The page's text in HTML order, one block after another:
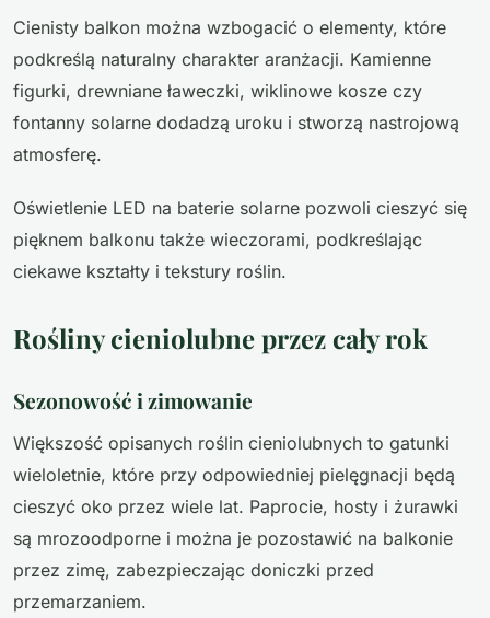
Cienisty balkon można wzbogacić o elementy, które
podkreślą naturalny charakter aranżacji. Kamienne
figurki, drewniane ławeczki, wiklinowe kosze czy
fontanny solarne dodadzą uroku i stworzą nastrojową
atmosferę.
Oświetlenie LED na baterie solarne pozwoli cieszyć się
pięknem balkonu także wieczorami, podkreślając
ciekawe kształty i tekstury roślin.
Rośliny cieniolubne przez cały rok
Sezonowość i zimowanie
Większość opisanych roślin cieniolubnych to gatunki
wieloletnie, które przy odpowiedniej pielęgnacji będą
cieszyć oko przez wiele lat. Paprocie, hosty i żurawki
są mrozoodporne i można je pozostawić na balkonie
przez zimę, zabezpieczając doniczki przed
przemarzaniem.